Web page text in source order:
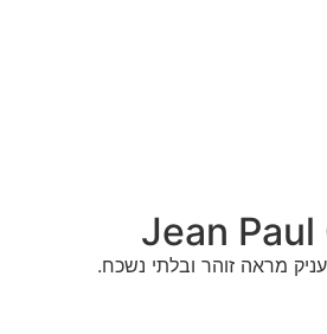
מראה זוהר ובלתי נשכח.